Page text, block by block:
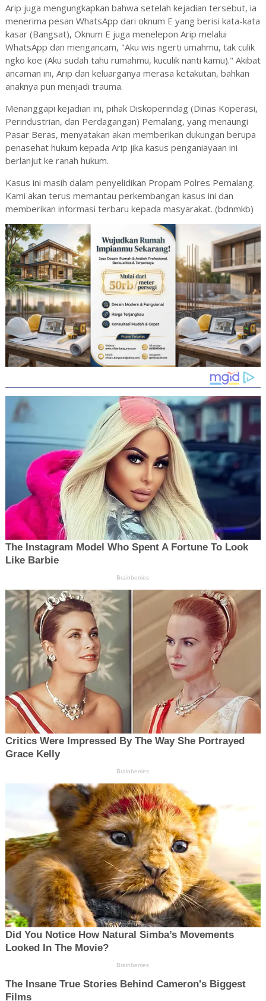
Arip juga mengungkapkan bahwa setelah kejadian tersebut, ia
menerima pesan WhatsApp dari oknum E yang berisi kata-kata
kasar (Bangsat), Oknum E juga menelepon Arip melalui
WhatsApp dan mengancam, "Aku wis ngerti umahmu, tak culik
ngko koe (Aku sudah tahu rumahmu, kuculik nanti kamu)." Akibat
ancaman ini, Arip dan keluarganya merasa ketakutan, bahkan
anaknya pun menjadi trauma.
Menanggapi kejadian ini, pihak Diskoperindag (Dinas Koperasi,
Perindustrian, dan Perdagangan) Pemalang, yang menaungi
Pasar Beras, menyatakan akan memberikan dukungan berupa
penasehat hukum kepada Arip jika kasus penganiayaan ini
berlanjut ke ranah hukum.
Kasus ini masih dalam penyelidikan Propam Polres Pemalang.
Kami akan terus memantau perkembangan kasus ini dan
memberikan informasi terbaru kepada masyarakat. (bdnmkb)